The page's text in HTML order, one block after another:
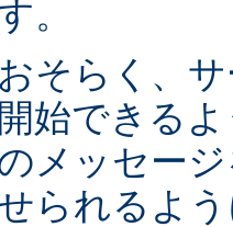
。
そらく、
始できる
メッセー
られるよ